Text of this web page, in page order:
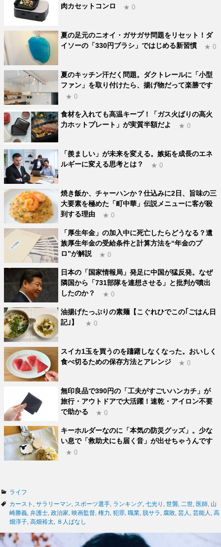
肉カセットコンロ
★ 0
夏の足元のニオイ・ガサガサ問題をリセット！ダ
イソーの「330円ブラシ」ではじめる新習慣
★ 0
夏のキッチン汗だく問題。ダクトレールに「小型
ファン」を取り付けたら、揚げ物だって楽勝です
★ 0
食材を入れても高温キープ！「ガス火ばりの高火
力ホットプレート」が実質半額だよ
★ 0
「羨ましい」が未来を変える。嫉妬を成長のエネ
ルギーに変える思考とは？
★ 0
焼き飯か、チャーハンか？仕込みに2日、旨味の三
大要素を極めた「町中華」伝説メニューに客が殺
到する理由
★ 0
「厚生年金」の加入中に死亡したらどうなる？遺
族厚生年金の受給条件と計算方法を“年金のプ
ロ”が解説
★ 0
日本の「国家情報局」発足に中国が猛反発。なぜ
隣国から「731部隊を連想させる」と批判が噴出
したのか？
★ 0
油揚げたっぷりの素麺【こぐれひでこの｢ごはん日
記｣】
★ 0
スイカ1玉を買うのを躊躇しなくなった。おいしく
食べ切るための保存方法とアレンジ
★ 0
無印良品で390円の「工夫がすごいハンカチ」が
旅行・アウトドアで大活躍！速乾・アイロン不要
で助かる
★ 0
キーホルダーなのに「本気の防災グッズ」。少な
い息で「救助犬にも届く音」が出せちゃうんです
★ 0
カ
テ
ゴ
リ
ライフ
タ
グ
カースト サラリーマン スポーツ選手 ランキング 七光り 世襲 二世 医師 山
崎勝義 弁護士 政治家 映画監督 権力 犯罪 職業 脱サラ 腐敗 芸人 芸能人
高
畑淳子 高畑裕太 ８人ばなし